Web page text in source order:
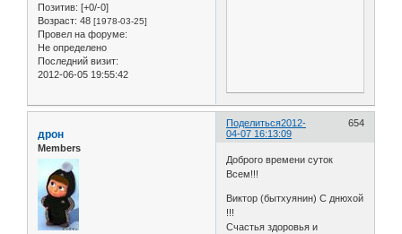
Позитив: [+0/-0]
Возраст: 48 [1978-03-25]
Провел на форуме:
Не определено
Последний визит:
2012-06-05 19:55:42
Поделиться 654
2012-
04-07 16:13:09
дрон
Members
Доброго времени суток
Всем!!!
Виктор (бытхуянин) С днюхой
!!!
Счастья здоровья и